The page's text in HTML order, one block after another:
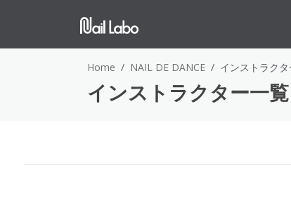
Home NAIL DE DANCE インストラク
インストラクター一覧